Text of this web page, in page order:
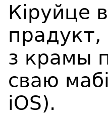
Кіруйце
прадукт,
з крамы
сваю
iOS).